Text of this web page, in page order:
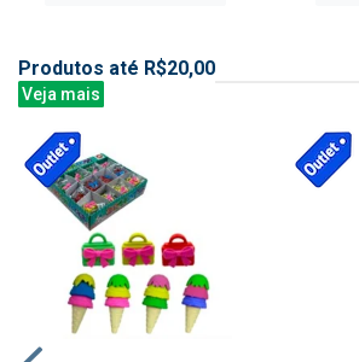
Produtos até R$20,00
Veja mais